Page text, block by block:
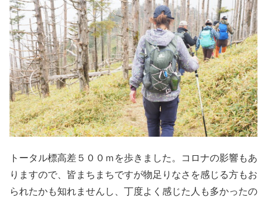
トータル標高差５００ｍを歩きました。コロナの影響もあ
りますので、皆まちまちですが物足りなさを感じる方もお
られたかも知れませんし、丁度よく感じた人も多かったの